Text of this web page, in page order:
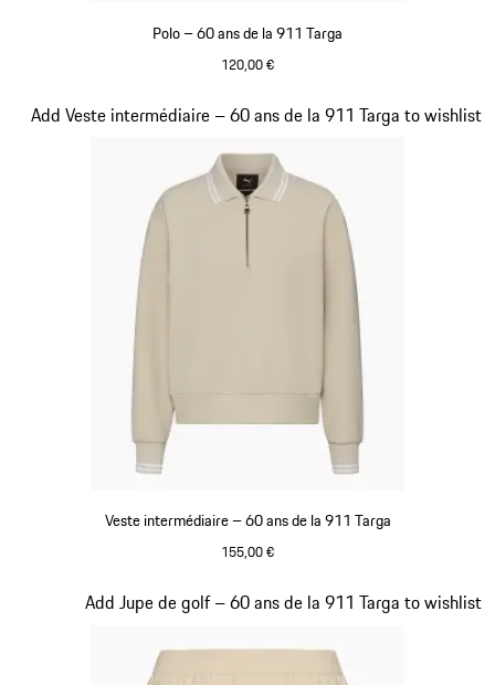
Polo – 60 ans de la 911 Targa
120,00 €
Veste intermédiaire – 60 ans de la 911 Targa
155,00 €
Add Veste intermédiaire – 60 ans de la 911 Targa to wishlist
Diapositive 17 sur 20
Add Jupe de golf – 60 ans de la 911 Targa to wishlist
Diapositive 18 sur 20